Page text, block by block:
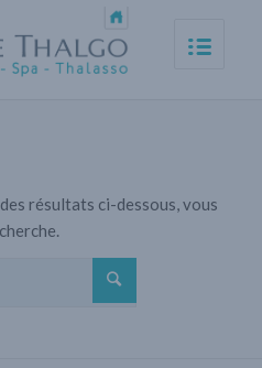
résultats ci-dessous, vous